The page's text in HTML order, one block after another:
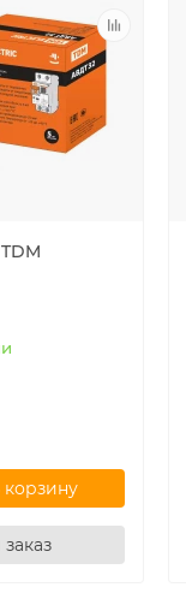
корзину